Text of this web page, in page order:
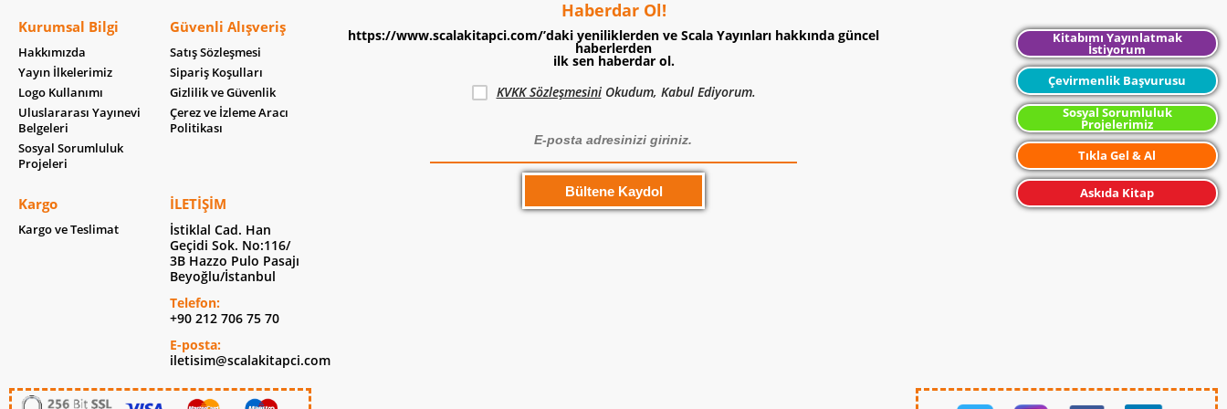
Kurumsal Bilgi
Hakkımızda
Yayın İlkelerimiz
Logo Kullanımı
Uluslararası Yayınevi
Belgeleri
Sosyal Sorumluluk
Projeleri
Güvenli Alışveriş
Satış Sözleşmesi
Sipariş Koşulları
Gizlilik ve Güvenlik
Çerez ve İzleme Aracı
Politikası
Kargo
Kargo ve Teslimat
İLETIŞIM
İstiklal Cad. Han
Geçidi Sok. No:116/
3B Hazzo Pulo Pasajı
Beyoğlu/İstanbul
Telefon:
+90 212 706 75 70
E-posta:
iletisim@scalakitapci.com
Haberdar Ol!
https://www.scalakitapci.com/’daki yeniliklerden ve Scala Yayınları hakkında güncel
haberlerden
ilk sen haberdar ol.
KVKK SözleşmesiniOkudum, Kabul Ediyorum.
Kitabımı Yayınlatmak
İstiyorum
Çevirmenlik Başvurusu
Sosyal Sorumluluk
Projelerimiz
Tıkla Gel & Al
Askıda Kitap